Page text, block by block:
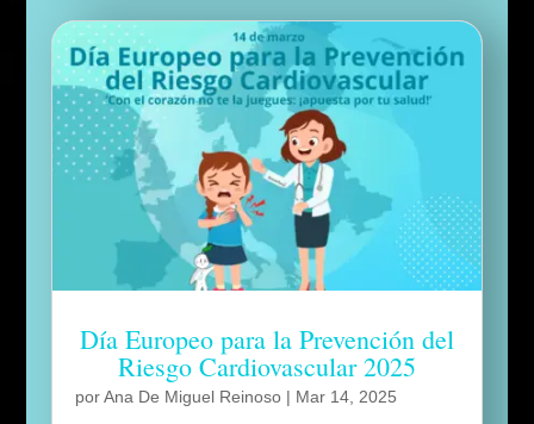
Día Europeo para la Prevención del
Riesgo Cardiovascular 2025
porAna De Miguel Reinoso| Mar 14, 2025